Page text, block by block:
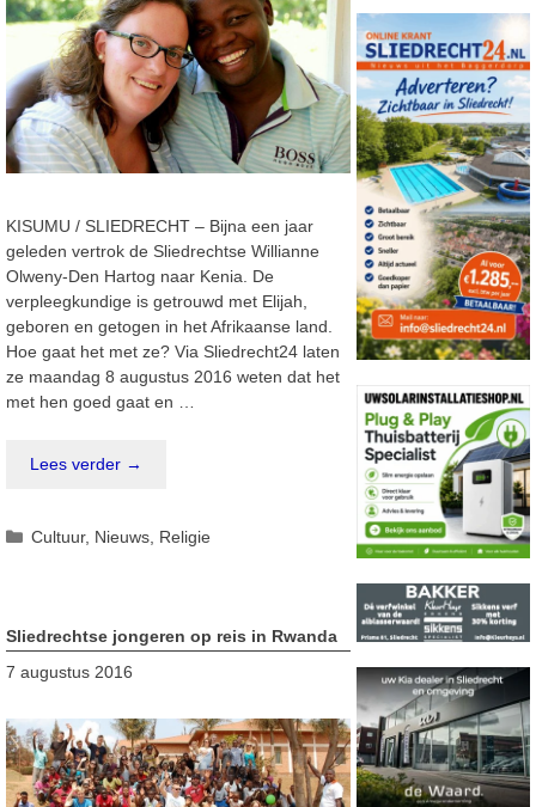
KISUMU / SLIEDRECHT – Bijna een jaar
geleden vertrok de Sliedrechtse Willianne
Olweny-Den Hartog naar Kenia. De
verpleegkundige is getrouwd met Elijah,
geboren en getogen in het Afrikaanse land.
Hoe gaat het met ze? Via Sliedrecht24 laten
ze maandag 8 augustus 2016 weten dat het
met hen goed gaat en …
Lees verder →
Categorieën
Cultuur, Nieuws Religie
Sliedrechtse jongeren op reis in Rwanda
7 augustus 2016